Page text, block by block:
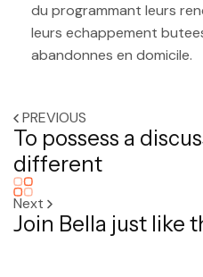
du programmant leurs
leurs echappement
abandonnes en domicile.
PREVIOUS
To possess a
different
Next
Join Bella just like